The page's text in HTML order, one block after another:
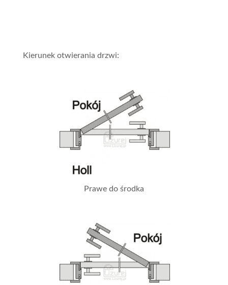
Kierunek otwierania drzwi:
Prawe do środka